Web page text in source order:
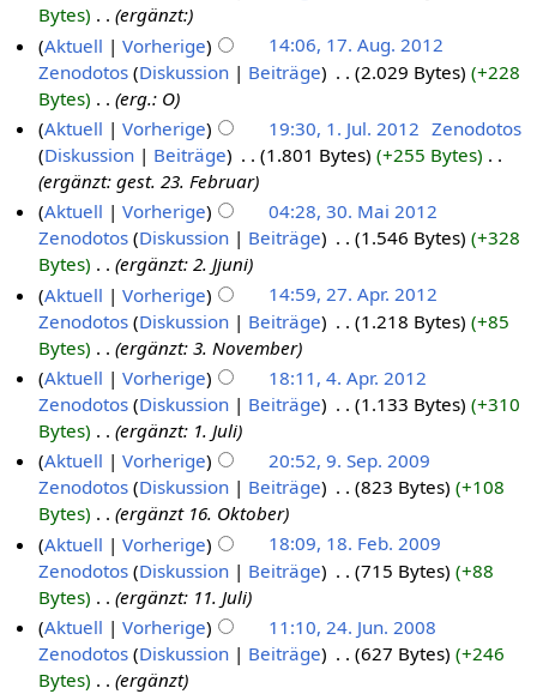
Bytes
ergänzt:
Aktuell
Vorherige
14:06, 17. Aug. 2012
Zenodotos Diskussion Beiträge 2.029 Bytes
+228
Bytes
erg.: O
Aktuell
Vorherige 19:30, 1. Jul. 2012 Zenodotos
Diskussion
Beiträge 1.801 Bytes +255 Bytes
ergänzt: gest. 23. Februar
Aktuell
Vorherige
04:28, 30. Mai 2012
Zenodotos Diskussion Beiträge 1.546 Bytes
+328
Bytes
ergänzt: 2. Jjuni
Aktuell
Vorherige
14:59, 27. Apr. 2012
Zenodotos Diskussion Beiträge 1.218 Bytes
+85
Bytes
ergänzt: 3. November
Aktuell
Vorherige
18:11, 4. Apr. 2012
Zenodotos Diskussion Beiträge 1.133 Bytes
+310
Bytes
ergänzt: 1. Juli
Aktuell
Vorherige
20:52, 9. Sep. 2009
Zenodotos Diskussion Beiträge 823 Bytes
+108
Bytes
ergänzt 16. Oktober
Aktuell
Vorherige
18:09, 18. Feb. 2009
Zenodotos Diskussion Beiträge 715 Bytes
+88
Bytes
ergänzt: 11. Juli
Aktuell
Vorherige
11:10, 24. Jun. 2008
Zenodotos Diskussion Beiträge 627 Bytes
+246
Bytes
ergänzt